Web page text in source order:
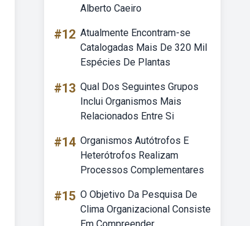
Alberto Caeiro
#12 Atualmente Encontram-se
Catalogadas Mais De 320 Mil
Espécies De Plantas
#13 Qual Dos Seguintes Grupos
Inclui Organismos Mais
Relacionados Entre Si
#14 Organismos Autótrofos E
Heterótrofos Realizam
Processos Complementares
#15 O Objetivo Da Pesquisa De
Clima Organizacional Consiste